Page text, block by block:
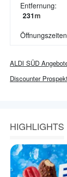
Entfernung:
231m
ALDI SÜD
Discounter
HIGHLIGHTS